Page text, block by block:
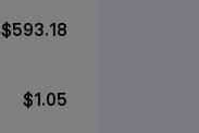
$593.18
$1.05